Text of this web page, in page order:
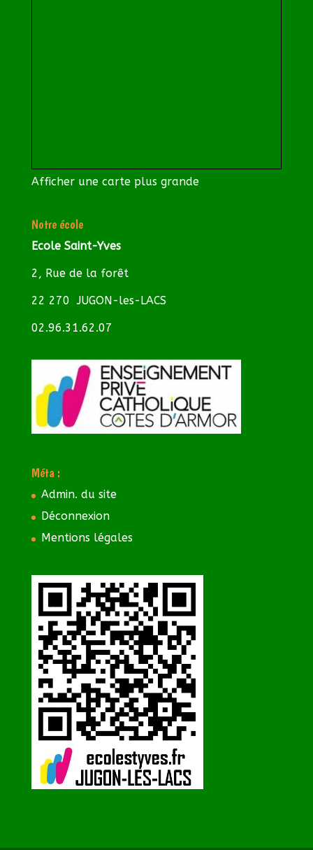
Afficher une carte plus grande
Notre école
Ecole Saint-Yves
2, Rue de la forêt
22 270 JUGON-les-LACS
02.96.31.62.07
Méta :
Admin. du site
Déconnexion
Mentions légales